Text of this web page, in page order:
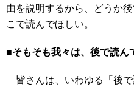
由を説明するから、どうか
こで読んでほしい。
■そもそも我々は、後で読ん
皆さんは、いわゆる「後で